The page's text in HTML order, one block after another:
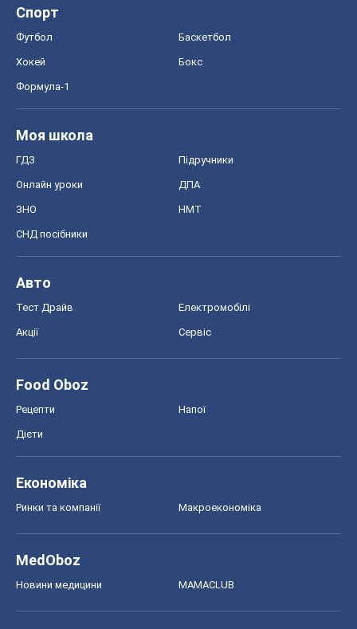
Спорт
Футбол Баскетбол
Хокей Бокс
Формула-1
Моя школа
ГДЗ Підручники
Онлайн уроки ДПА
ЗНО НМТ
СНД посібники
Авто
Тест Драйв Електромобілі
Акції Сервіс
Food Oboz
Рецепти Напої
Дієти
Економіка
Ринки та компанії Макроекономіка
MedOboz
Новини медицини MAMACLUB